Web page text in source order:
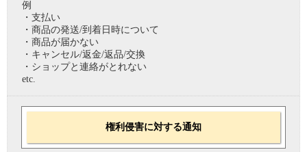
例
・支払い
・商品の発送/到着日時について
・商品が届かない
・キャンセル/返金/返品/交換
・ショップと連絡がとれない
etc.
権利侵害に対する通知